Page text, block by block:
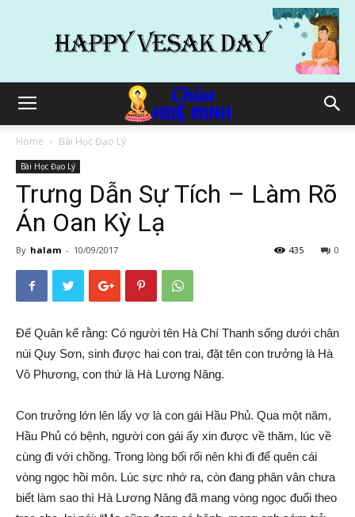
Home Bài Học Đạo Lý
Bài Học Đạo Lý
Trưng Dẫn Sự Tích – Làm Rõ
Án Oan Kỳ Lạ
By halam - 10/09/2017 0
435
Đế Quân kể rằng: Có người tên Hà Chí Thanh sống dưới chân
núi Quy Sơn, sinh được hai con trai, đặt tên con trưởng là Hà
Vô Phương, con thứ là Hà Lương Năng.
Con trưởng lớn lên lấy vợ là con gái Hầu Phủ. Qua một năm,
Hầu Phủ có bệnh, người con gái ấy xin được về thăm, lúc về
cùng đi với chồng. Trong lòng bối rối nên khi đi để quên cái
vòng ngọc hồi môn. Lúc sực nhớ ra, còn đang phân vân chưa
biết làm sao thì Hà Lương Năng đã mang vòng ngọc đuổi theo